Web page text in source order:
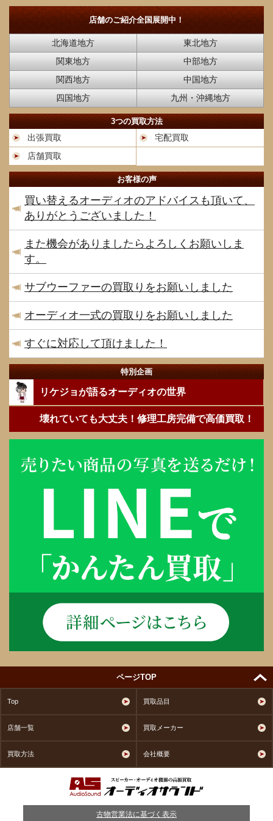
店舗のご紹介全国展開中！
北海道地方
東北地方
関東地方
中部地方
関西地方
中国地方
四国地方
九州・沖縄地方
3つの買取方法
出張買取
宅配買取
店舗買取
お客様の声
買い替えるオーディオのアドバイスも頂いて、
ありがとうございました！
また機会がありましたらよろしくお願いしま
す。
サブウーファーの買取りをお願いしました
オーディオ一式の買取りをお願いしました
すぐに対応して頂けました！
特別企画
リケジョが語るオーディオの世界
壊れていても大丈夫！修理工房完備で高価買取！
ページTOP
Top 買取品目
店舗一覧 買取メーカー
買取方法 会社概要
古物営業法に基づく表示